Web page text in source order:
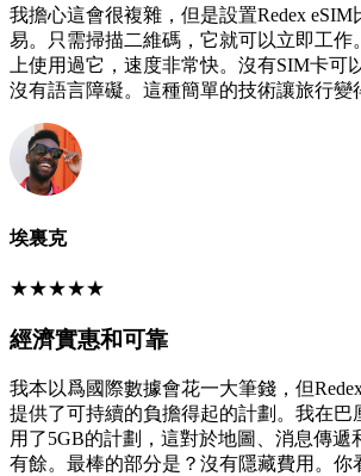
我擔心這會很複雜，但是設置Redex
易。只需掃描二維碼，它就可以立即工作
上使用過它，速度非常快。沒有SIM卡可
沒有語言障礙。這種簡單的技術讓旅行變
埃裏克
★★★★★
經濟實惠和可靠
我本以爲國際數據會花一大筆錢，但
提供了可持續的負擔得起的計劃。我在巴
用了5GB的計劃，這對於地圖、消息傳遞
有餘。最棒的部分是？沒有隱藏費用。你